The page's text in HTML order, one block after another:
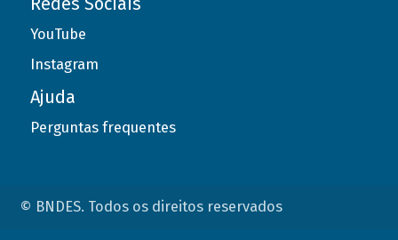
YouTube
Instagram
Ajuda
Perguntas frequentes
© BNDES. Todos os direitos reservados